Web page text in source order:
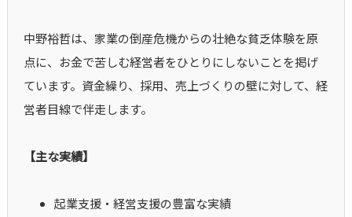
中野裕哲は、家業の倒産危機からの壮絶な貧乏体験を原
点に、お金で苦しむ経営者をひとりにしないことを掲げ
ています。資金繰り、採用、売上づくりの壁に対して、経
営者目線で伴走します。
【主な実績】
起業支援・経営支援の豊富な実績